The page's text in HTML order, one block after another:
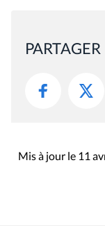
PARTAGER
Mis à jour le 11